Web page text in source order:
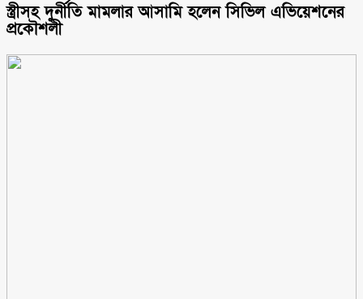
স্ত্রীসহ দুর্নীতি মামলার আসামি হলেন সিভিল এভিয়েশনের
প্রকৌশলী